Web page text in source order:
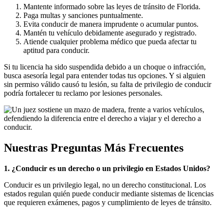
Mantente informado sobre las leyes de tránsito de Florida.
Paga multas y sanciones puntualmente.
Evita conducir de manera imprudente o acumular puntos.
Mantén tu vehículo debidamente asegurado y registrado.
Atiende cualquier problema médico que pueda afectar tu
aptitud para conducir.
Si tu licencia ha sido suspendida debido a un choque o infracción,
busca asesoría legal para entender todas tus opciones. Y si alguien
sin permiso válido causó tu lesión, su falta de privilegio de conducir
podría fortalecer tu reclamo por lesiones personales.
Nuestras Preguntas Más Frecuentes
1. ¿Conducir es un derecho o un privilegio en Estados Unidos?
Conducir es un privilegio legal, no un derecho constitucional. Los
estados regulan quién puede conducir mediante sistemas de licencias
que requieren exámenes, pagos y cumplimiento de leyes de tránsito.